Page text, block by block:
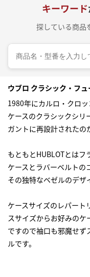
キーワード
探している商品
ウブロ クラシック・フ
1980年にカルロ・クロ
ケースのクラシックシリ
ガントに再設計されたの
もともとHUBLOTとはフ
ケースとラバーベルトの
その独特なベゼルのデザ
ケースサイズのレパー
スサイズからお好みのケ
ですので袖口も邪魔せ
ルです。